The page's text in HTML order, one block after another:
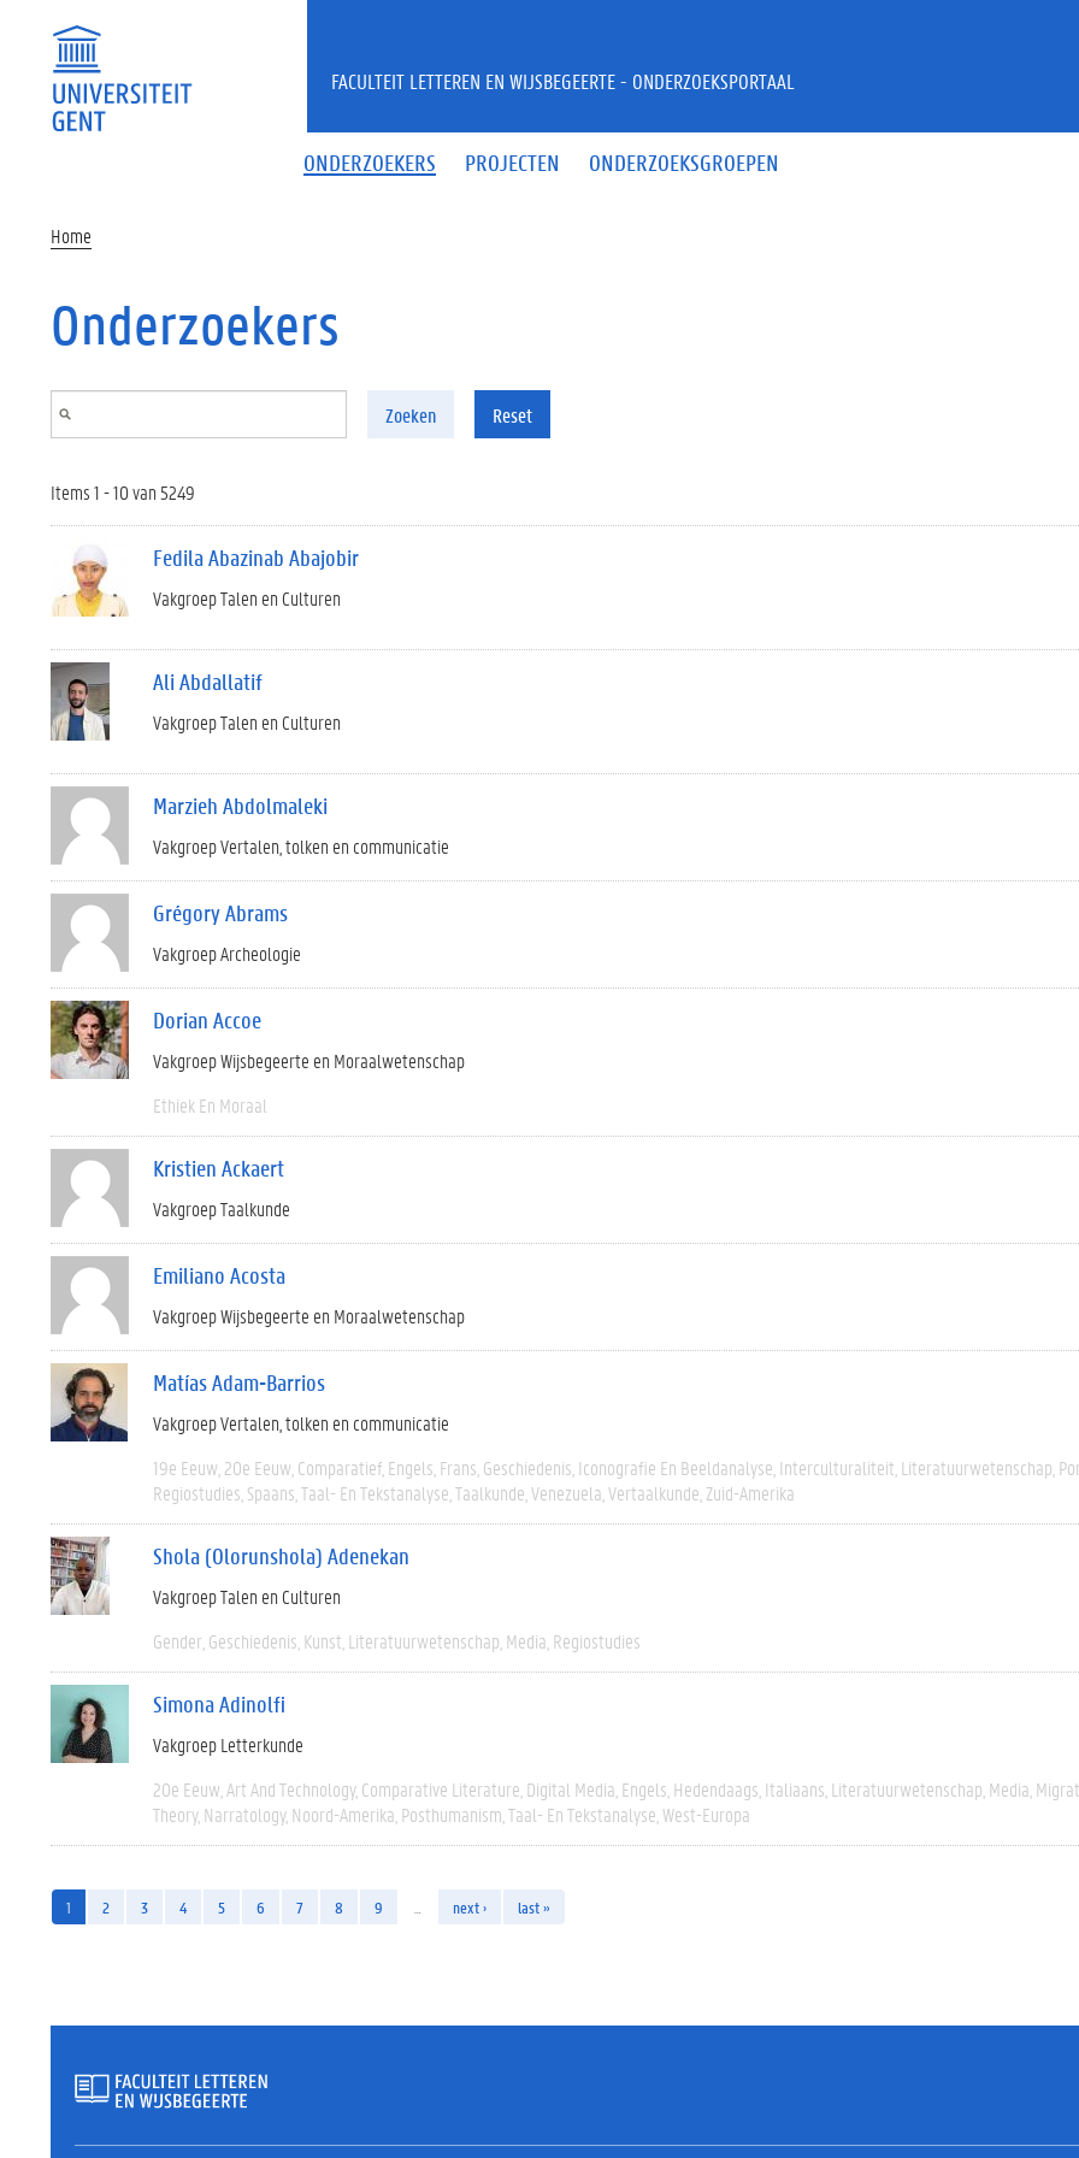
ONDERZOEKERS PROJECTEN ONDERZOEKSGROEPEN
FACULTEIT LETTEREN EN WIJSBEGEERTE - ONDERZOEKSPORTAAL
Home
Onderzoekers
Zoeken Reset
Items 1 - 10 van 5249
Fedila Abazinab Abajobir
Vakgroep Talen en Culturen
Ali Abdallatif
Vakgroep Talen en Culturen
Marzieh Abdolmaleki
Vakgroep Vertalen, tolken en communicatie
Grégory Abrams
Vakgroep Archeologie
Dorian Accoe
Vakgroep Wijsbegeerte en Moraalwetenschap
Ethiek En Moraal
Kristien Ackaert
Vakgroep Taalkunde
Emiliano Acosta
Vakgroep Wijsbegeerte en Moraalwetenschap
Matías Adam-Barrios
Vakgroep Vertalen, tolken en communicatie
19e Eeuw 20e Eeuw Comparatief Engels Frans Geschiedenis Iconografie En Beeldanalyse Interculturaliteit Literatuurwetenschap
Regiostudies Spaans Taal- En Tekstanalyse Taalkunde Venezuela Vertaalkunde Zuid-Amerika
Shola (Olorunshola) Adenekan
Vakgroep Talen en Culturen
Gender Geschiedenis Kunst Literatuurwetenschap Media Regiostudies
Simona Adinolfi
Vakgroep Letterkunde
20e Eeuw Art And Technology Comparative Literature Digital Media Engels Hedendaags Italiaans Literatuurwetenschap Media
Theory Narratology Noord-Amerika Posthumanism Taal- En Tekstanalyse West-Europa
1 2 3 4 5 6 7 8 9 next › last »